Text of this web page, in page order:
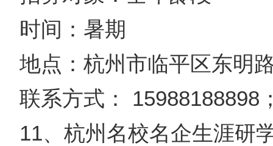
时间：暑期
地点：杭州市临平区东明
联系方式： 15988188898
11、杭州名校名企生涯研